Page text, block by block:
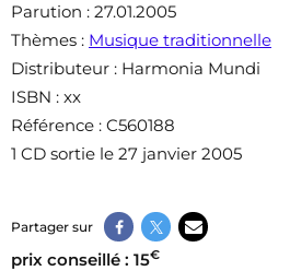
Parution : 27.01.2005
Thèmes : Musique traditionnelle
Distributeur : Harmonia Mundi
ISBN : xx
Référence : C560188
1 CD sortie le 27 janvier 2005
Partager sur
prix conseillé : 15€